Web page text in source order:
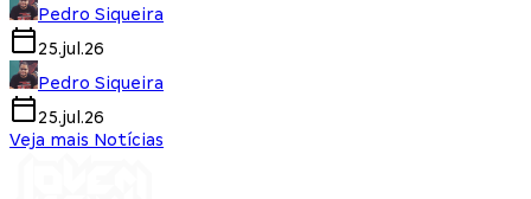
Pedro Siqueira
25.jul.26
Pedro Siqueira
25.jul.26
Veja mais Notícias